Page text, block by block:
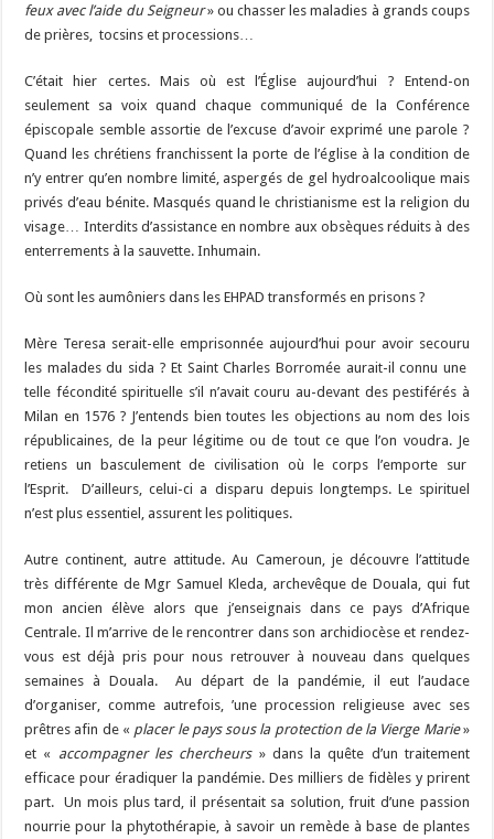
feux avec l’aide du Seigneur» ou chasser les maladies à grands coups
de prières, tocsins et processions…
C’était hier certes. Mais où est l’Église aujourd’hui ? Entend-on
seulement sa voix quand chaque communiqué de la Conférence
épiscopale semble assortie de l’excuse d’avoir exprimé une parole ?
Quand les chrétiens franchissent la porte de l’église à la condition de
n’y entrer qu’en nombre limité, aspergés de gel hydroalcoolique mais
privés d’eau bénite. Masqués quand le christianisme est la religion du
visage… Interdits d’assistance en nombre aux obsèques réduits à des
enterrements à la sauvette. Inhumain.
Où sont les aumôniers dans les EHPAD transformés en prisons ?
Mère Teresa serait-elle emprisonnée aujourd’hui pour avoir secouru
les malades du sida ? Et Saint Charles Borromée aurait-il connu une
telle fécondité spirituelle s’il n’avait couru au-devant des pestiférés à
Milan en 1576 ? J’entends bien toutes les objections au nom des lois
républicaines, de la peur légitime ou de tout ce que l’on voudra. Je
retiens un basculement de civilisation où le corps l’emporte sur
l’Esprit. D’ailleurs, celui-ci a disparu depuis longtemps. Le spirituel
n’est plus essentiel, assurent les politiques.
Autre continent, autre attitude. Au Cameroun, je découvre l’attitude
très différente de Mgr Samuel Kleda, archevêque de Douala, qui fut
mon ancien élève alors que j’enseignais dans ce pays d’Afrique
Centrale. Il m’arrive de le rencontrer dans son archidiocèse et rendez-
vous est déjà pris pour nous retrouver à nouveau dans quelques
semaines à Douala. Au départ de la pandémie, il eut l’audace
d’organiser, comme autrefois, ’une procession religieuse avec ses
prêtres afin de « placer le pays sous la protection de la Vierge Marie»
et « accompagner les chercheurs » dans la quête d’un traitement
efficace pour éradiquer la pandémie. Des milliers de fidèles y prirent
part. Un mois plus tard, il présentait sa solution, fruit d’une passion
nourrie pour la phytothérapie, à savoir un remède à base de plantes